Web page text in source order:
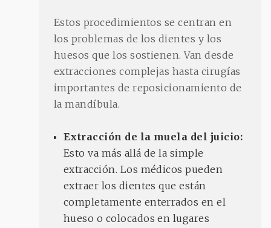
Estos procedimientos se centran en
los problemas de los dientes y los
huesos que los sostienen. Van desde
extracciones complejas hasta cirugías
importantes de reposicionamiento de
la mandíbula.
Extracción de la muela del juicio:
Esto va más allá de la simple
extracción. Los médicos pueden
extraer los dientes que están
completamente enterrados en el
hueso o colocados en lugares